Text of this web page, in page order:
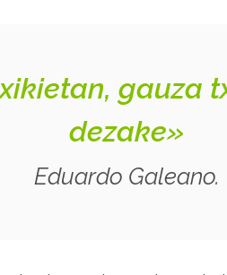
gauza
dezake»
Eduardo Galeano.